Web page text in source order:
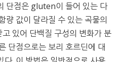
단점은 gluten이 들어 있는 다
값이 달라질 수 있는 곡물의
있어 단백질 구성의 변화가 분
단점으로는 보리 호르딘에 대